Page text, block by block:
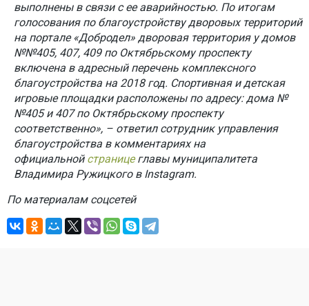
выполнены в связи с ее аварийностью. По итогам
голосования по благоустройству дворовых территорий
на портале «Добродел» дворовая территория у домов
№№405, 407, 409 по Октябрьскому проспекту
включена в адресный перечень комплексного
благоустройства на 2018 год. Спортивная и детская
игровые площадки расположены по адресу: дома №
№405 и 407 по Октябрьскому проспекту
соответственно», – ответил сотрудник управления
благоустройства в комментариях на
официальной страницеглавы муниципалитета
Владимира Ружицкого в Instagram.
По материалам соцсетей